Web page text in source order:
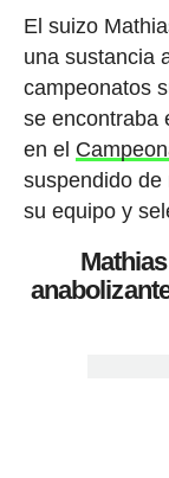
El suizo
una sustancia
campeonatos
se encontraba
en el
suspendido de
su equipo y